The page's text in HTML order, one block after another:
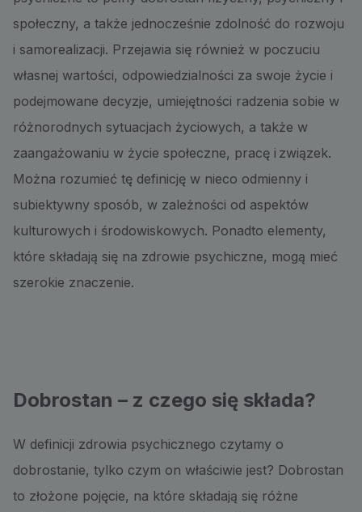
społeczny, a także jednocześnie zdolność do rozwoju
i samorealizacji. Przejawia się również w poczuciu
własnej wartości, odpowiedzialności za swoje życie i
podejmowane decyzje, umiejętności radzenia sobie w
różnorodnych sytuacjach życiowych, a także w
zaangażowaniu w życie społeczne, pracę i związek.
Można rozumieć tę definicję w nieco odmienny i
subiektywny sposób, w zależności od aspektów
kulturowych i środowiskowych. Ponadto elementy,
które składają się na zdrowie psychiczne, mogą mieć
szerokie znaczenie.
Dobrostan – z czego się składa?
W definicji zdrowia psychicznego czytamy o
dobrostanie, tylko czym on właściwie jest? Dobrostan
to złożone pojęcie, na które składają się różne